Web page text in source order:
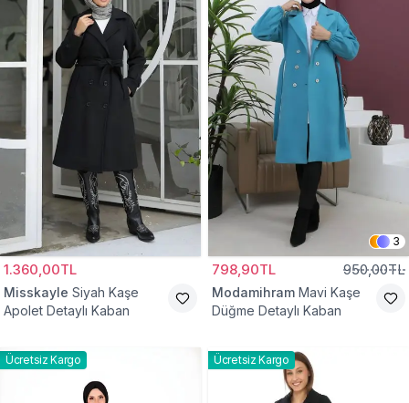
1.360,00TL
Misskayle Siyah Kaşe
Apolet Detaylı Kaban
3
798,90TL 950,00TL
Modamihram Mavi Kaşe
Düğme Detaylı Kaban
Ücretsiz Kargo Ücretsiz Kargo